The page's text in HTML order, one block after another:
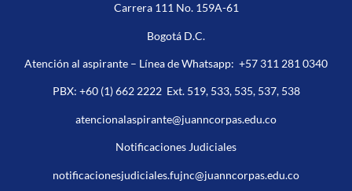
Carrera 111 No. 159A-61
Bogotá D.C.
Atención al aspirante – Línea de Whatsapp: +57 311 281 0340
PBX: +60 (1) 662 2222Ext. 519, 533, 535, 537, 538
atencionalaspirante@juanncorpas.edu.co
Notificaciones Judiciales
notificacionesjudiciales.fujnc@juanncorpas.edu.co